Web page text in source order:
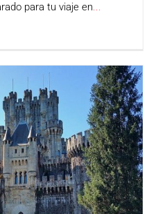
para tu viaje en...